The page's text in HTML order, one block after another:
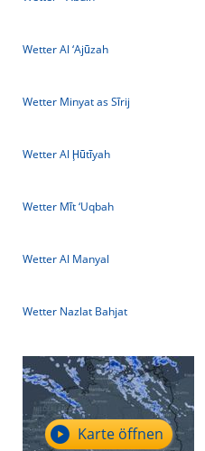
Wetter Al ‘Ajūzah
Wetter Minyat as Sīrij
Wetter Al Ḩūtīyah
Wetter Mīt ‘Uqbah
Wetter Al Manyal
Wetter Nazlat Bahjat
Karte öffnen